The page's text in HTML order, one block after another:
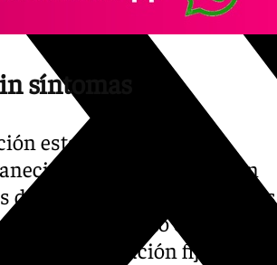
síntomas
establece que las
asintomáticas y con
durante los primeros 28 días
el seguimiento en sus
de incubación fijado en